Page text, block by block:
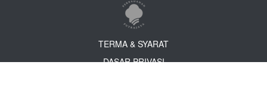
TERMA & SYARAT
DASAR PRIVASI